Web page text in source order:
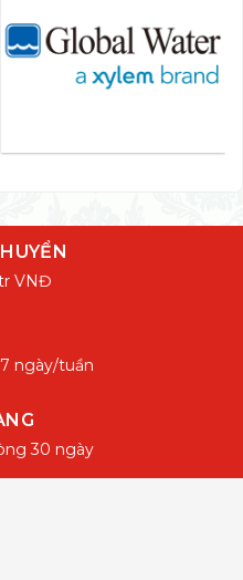
VNĐ
ngày/tuần
30 ngày